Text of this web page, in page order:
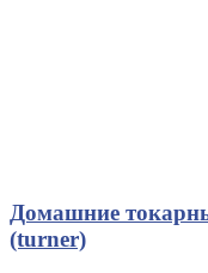
Домашние
(turner)